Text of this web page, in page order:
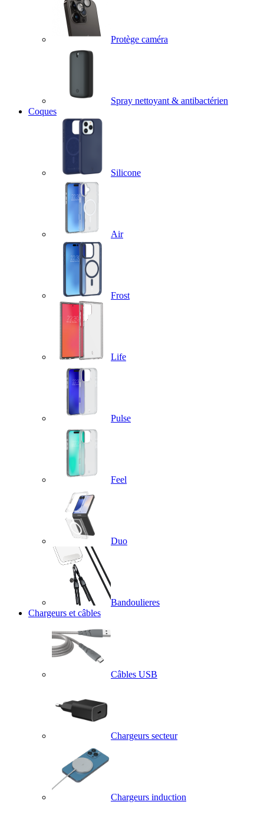
Protège caméra
Spray nettoyant & antibactérien
Coques
Silicone
Air
Frost
Life
Pulse
Feel
Duo
Bandoulieres
Chargeurs et câbles
Câbles USB
Chargeurs secteur
Chargeurs induction